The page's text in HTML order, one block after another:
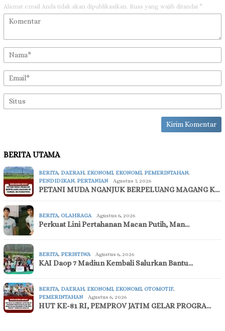
Alamat email Anda tidak akan dipublikasikan. Ruas yang wajib ditandai *
BERITA UTAMA
BERITA, DAERAH, EKONOMI, EKONOMI, PEMERINTAHAN,
PENDIDIKAN, PERTANIAN Agustus 7, 2026
PETANI MUDA NGANJUK BERPELUANG MAGANG K…
BERITA, OLAHRAGA Agustus 6, 2026
Perkuat Lini Pertahanan Macan Putih, Man…
BERITA, PERISTIWA Agustus 6, 2026
KAI Daop 7 Madiun Kembali Salurkan Bantu…
BERITA, DAERAH, EKONOMI, EKONOMI, OTOMOTIF,
PEMERINTAHAN
Agustus 6, 2026
HUT KE-81 RI, PEMPROV JATIM GELAR PROGRA…